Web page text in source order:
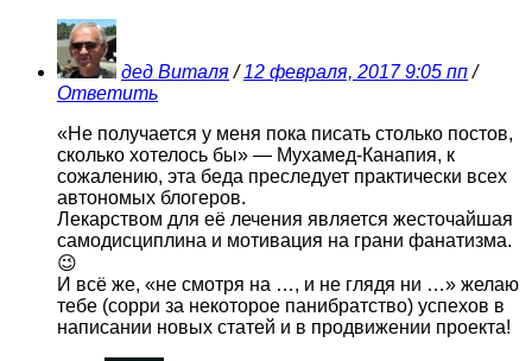
дед Виталя / 12 февраля, 2017 9:05 пп /
Ответить
«Не получается у меня пока писать столько постов,
сколько хотелось бы» — Мухамед-Канапия, к
сожалению, эта беда преследует практически всех
автономых блогеров.
Лекарством для её лечения является жесточайшая
самодисциплина и мотивация на грани фанатизма.
😉
И всё же, «не смотря на …, и не глядя ни …» желаю
тебе (сорри за некоторое панибратство) успехов в
написании новых статей и в продвижении проекта!